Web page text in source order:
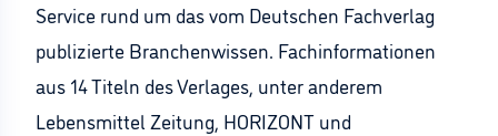
Service rund um das vom Deutschen Fachverlag
publizierte Branchenwissen. Fachinformationen
aus 14 Titeln des Verlages, unter anderem
Lebensmittel Zeitung, HORIZONT und